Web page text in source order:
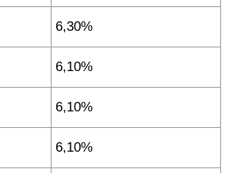
6,30%
6,10%
6,10%
6,10%